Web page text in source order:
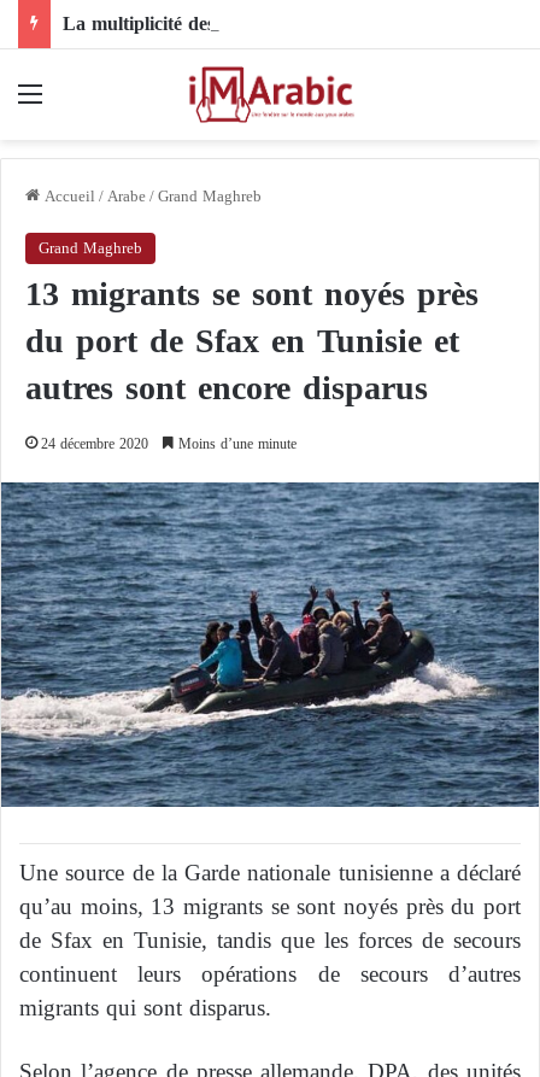
Accueil/Arabe/Grand Maghreb
Grand Maghreb
13 migrants se sont noyés près
du port de Sfax en Tunisie et
autres sont encore disparus
24 décembre 2020 Moins d’une minute
Une source de la Garde nationale tunisienne a déclaré
qu’au moins, 13 migrants se sont noyés près du port
de Sfax en Tunisie, tandis que les forces de secours
continuent leurs opérations de secours d’autres
migrants qui sont disparus.